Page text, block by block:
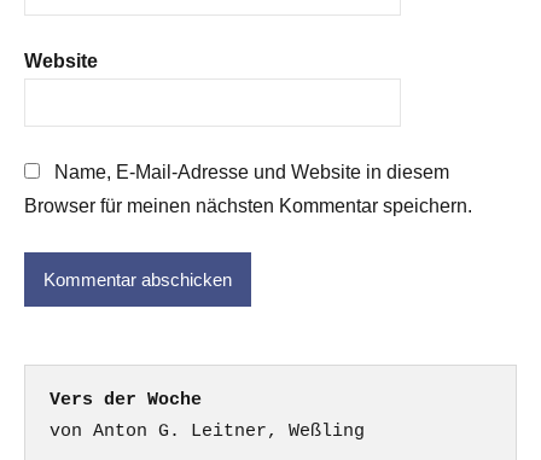
Website
Name, E-Mail-Adresse und Website in diesem
Browser für meinen nächsten Kommentar speichern.
Vers der Woche